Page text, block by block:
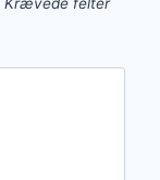
Krævede felter